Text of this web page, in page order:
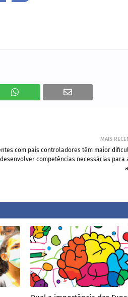
MAIS
com pais controladores têm maior
competências necessárias para